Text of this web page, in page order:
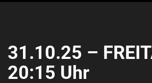
31.10.25 –
20:15 Uhr